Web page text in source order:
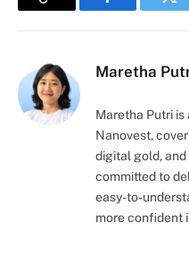
Copy
Facebook
Maretha
Maretha Putri
Nanovest,
digital gold,
committed to
easy-to-
more confident